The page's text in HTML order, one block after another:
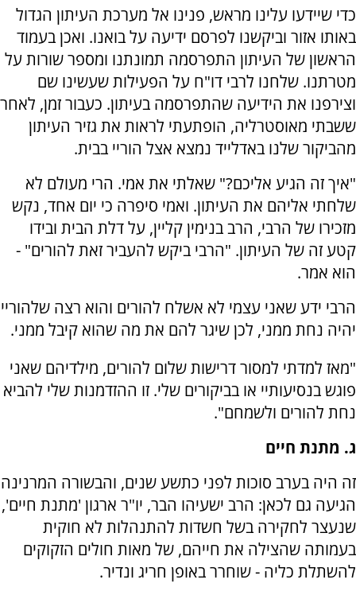
כדי שיידעו עלינו מראש, פנינו אל מערכת העיתון הגדול
באותו אזור וביקשנו לפרסם ידיעה על בואנו. ואכן בעמוד
הראשון של העיתון התפרסמה תמונתנו ומספר שורות על
מטרתנו. שלחנו לרבי דו"ח על הפעילות שעשינו שם
וצירפנו את הידיעה שהתפרסמה בעיתון. כעבור זמן, לאחר
ששבתי מאוסטרליה, הופתעתי לראות את גזיר העיתון
מהביקור שלנו באדלייד נמצא אצל הוריי בבית.
"איך זה הגיע אליכם?" שאלתי את אמי. הרי מעולם לא
שלחתי אליהם את העיתון. ואמי סיפרה כי יום אחד, נקש
מזכירו של הרבי, הרב בנימין קליין, על דלת הבית ובידו
קטע זה של העיתון. "הרבי ביקש להעביר זאת להורים" -
הוא אמר.
הרבי ידע שאני עצמי לא אשלח להורים והוא רצה שלהוריי
יהיה נחת ממני, לכן שיגר להם את מה שהוא קיבל ממני.
"מאז למדתי למסור דרישות שלום להורים, מילדיהם שאני
פוגש בנסיעותיי או בביקורים שלי. זו ההזדמנות שלי להביא
נחת להורים ולשמחם".
ג. מתנת חיים
זה היה בערב סוכות לפני כתשע שנים, והבשורה המרנינה
הגיעה גם לכאן: הרב ישעיהו הבר, יו"ר ארגון 'מתנת חיים',
שנעצר לחקירה בשל חשדות להתנהלות לא חוקית
בעמותה שהצילה את חייהם, של מאות חולים הזקוקים
להשתלת כליה - שוחרר באופן חריג ונדיר.